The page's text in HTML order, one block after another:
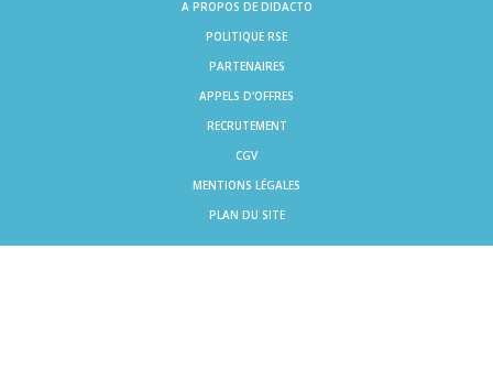
A PROPOS DE DIDACTO
POLITIQUE RSE
PARTENAIRES
APPELS D'OFFRES
RECRUTEMENT
CGV
MENTIONS LÉGALES
PLAN DU SITE